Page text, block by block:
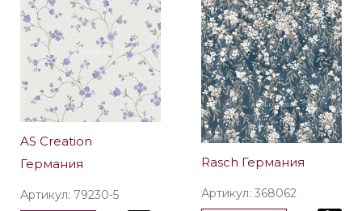
AS Creation
Германия
Артикул: 79230-5
Rasch Германия
Артикул: 368062